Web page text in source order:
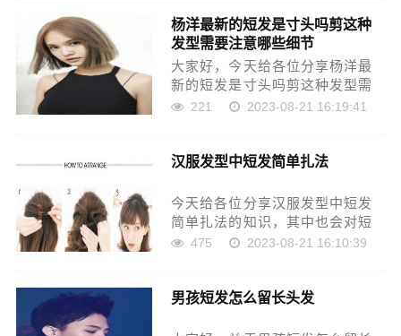
助到大家，还望关注收藏下本
站，您的支持是我们最大的动
力，谢……
杨洋最新的短发是寸头吗剪这种
发型需要注意哪些细节
大家好，今天给各位分享杨洋最
新的短发是寸头吗剪这种发型需
要注意哪些细节的一些知识，其
长，如果能碰巧解决你现在面临
就……
221 2023-08-21 16:19:41
汉服发型中短发简单扎法
今天给各位分享汉服发型中短发
简单扎法的知识，其中也会对短
发古装发型怎么弄好看女进行解
开始吧！本文目录汉服发型中短
475 2023-08-21 16:10:39
男孩短发怎么留长头发